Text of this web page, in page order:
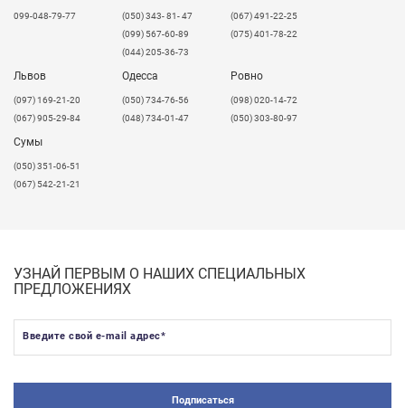
099-048-79-77
(050) 343- 81- 47
(099) 567-60-89
(044) 205-36-73
(067) 491-22-25
(075) 401-78-22
Львов
​(097) 169-21-20
(067) 905-29-84
Одесса
(050) 734-76-56
(048) 734-01-47
Ровно
(098) 020-14-72
(050) 303-80-97
Сумы
(050) 351-06-51
(067) 542-21-21
УЗНАЙ ПЕРВЫМ О НАШИХ СПЕЦИАЛЬНЫХ
ПРЕДЛОЖЕНИЯХ
Введите свой e-mail адрес*
Подписаться